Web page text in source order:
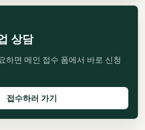
상담
하면 메인 접수 폼에서 바로 신청
접수하러 가기